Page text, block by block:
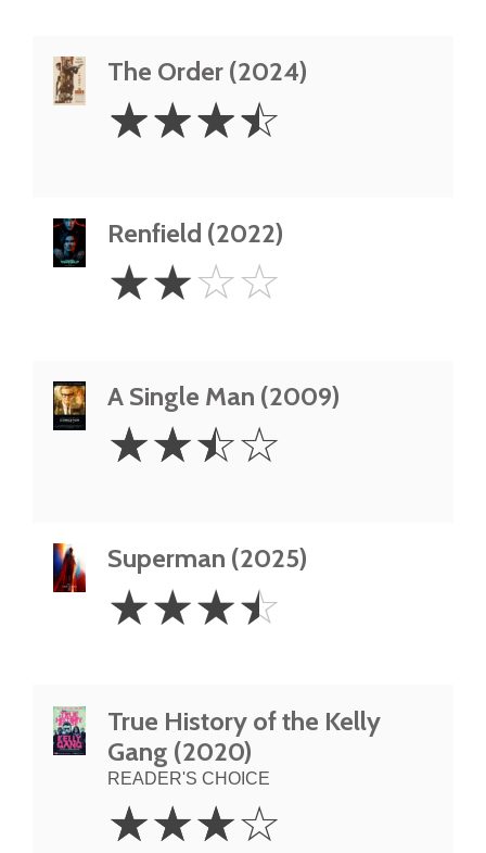
The Order (2024)
3.5
Stars
☆☆☆☆
Renfield (2022)
Stars
☆☆☆☆
A Single Man (2009)
2.5
Stars
☆☆☆☆
Superman (2025)
3.5
Stars
☆☆☆☆
True History of the Kelly
Gang (2020)
READER'S CHOICE
Stars
☆☆☆☆